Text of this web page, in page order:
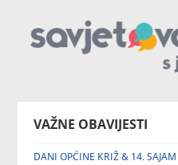
VAŽNE OBAVIJESTI
DANI OPĆINE KRIŽ & 14.